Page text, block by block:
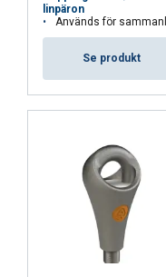
linpäron
Används för sammanlänkning av linpäron
Se produkt
dem eller som de
användning av
Strikt
nödvändigt
Funktioner